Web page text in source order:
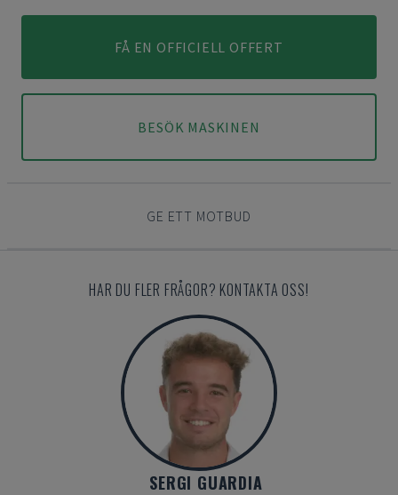
FÅ EN OFFICIELL OFFERT
BESÖK MASKINEN
GE ETT MOTBUD
HAR DU FLER FRÅGOR? KONTAKTA OSS!
SERGI GUARDIA